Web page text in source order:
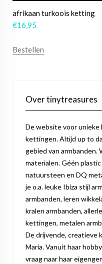
afrikaan turkoois ketting
€16,95
Bestellen
Over tinytreasures
De website voor unieke
kettingen. Altijd up to
gebied van armbanden.
materialen. Géén
natuursteen en DQ
je o.a. leuke Ibiza stijl
armbanden, leren
kralen armbanden,
kettingen, metalen
De drijvende, creatieve
Maria. Vanuit haar
vraag naar haar